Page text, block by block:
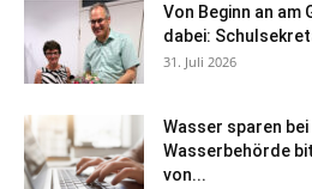
Von Beginn an am
dabei:
31. Juli 2026
Wasser sparen
Wasserbehörde
von...